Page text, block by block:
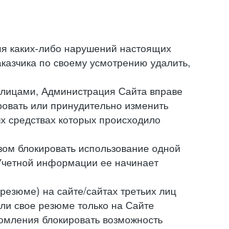
каких-либо нарушений настоящих
по своему усмотрению удалить,
Администрация Сайта вправе
или принудительно изменить
которых происходило
блокировать использование одной
информации ее начинает
на сайте/сайтах третьих лиц
свое резюме только на Сайте
блокировать возможность